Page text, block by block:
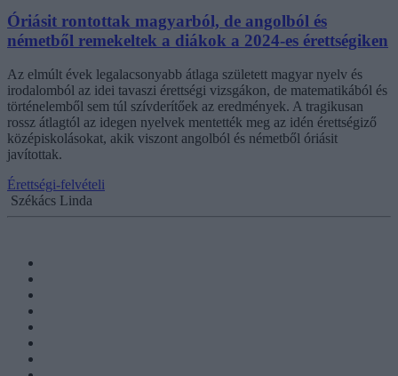
Óriásit rontottak magyarból, de angolból és
németből remekeltek a diákok a 2024-es érettségiken
Az elmúlt évek legalacsonyabb átlaga született magyar nyelv és
irodalomból az idei tavaszi érettségi vizsgákon, de matematikából és
történelemből sem túl szívderítőek az eredmények. A tragikusan
rossz átlagtól az idegen nyelvek mentették meg az idén érettségiző
középiskolásokat, akik viszont angolból és németből óriásit
javítottak.
Érettségi-felvételi
Székács Linda